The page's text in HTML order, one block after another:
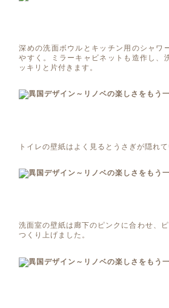
深めの洗面ボウルとキッチン用のシャワ
やすく。ミラーキャビネットも造作し、
ッキリと片付きます。
トイレの壁紙はよく見るとうさぎが隠れて
洗面室の壁紙は廊下のピンクに合わせ、
つくり上げました。